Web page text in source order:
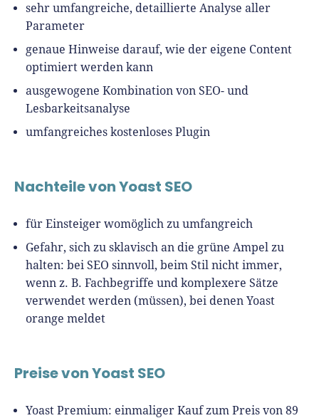
sehr umfangreiche, detaillierte Analyse aller
Parameter
genaue Hinweise darauf, wie der eigene Content
optimiert werden kann
ausgewogene Kombination von SEO- und
Lesbarkeitsanalyse
umfangreiches kostenloses Plugin
Nachteile von Yoast SEO
für Einsteiger womöglich zu umfangreich
Gefahr, sich zu sklavisch an die grüne Ampel zu
halten: bei SEO sinnvoll, beim Stil nicht immer,
wenn z. B. Fachbegriffe und komplexere Sätze
verwendet werden (müssen), bei denen Yoast
orange meldet
Preise von Yoast SEO
Yoast Premium: einmaliger Kauf zum Preis von 89